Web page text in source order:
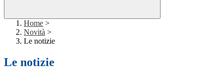
Home >
Novità >
Le notizie
Le notizie